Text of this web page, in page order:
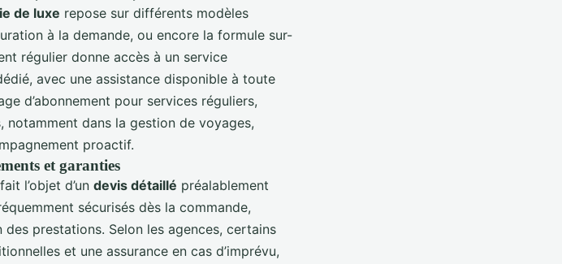
de luxe repose sur différents modèles
à la demande, ou encore la formule sur-
régulier donne accès à un service
avec une assistance disponible à toute
d’abonnement pour services réguliers,
dans la gestion de voyages,
proactif.
et garanties
l’objet d’un devis détaillé préalablement
sécurisés dès la commande,
prestations. Selon les agences, certains
et une assurance en cas d’imprévu,